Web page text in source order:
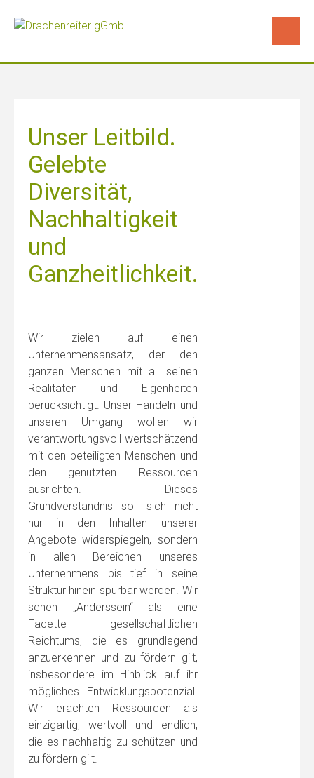
Unser Leitbild.
Gelebte
Diversität,
Nachhaltigkeit
und
Ganzheitlichkeit.
Wir zielen auf einen
Unternehmensansatz, der den
ganzen Menschen mit all seinen
Realitäten und Eigenheiten
berücksichtigt. Unser Handeln und
unseren Umgang wollen wir
verantwortungsvoll wertschätzend
mit den beteiligten Menschen und
den genutzten Ressourcen
ausrichten. Dieses
Grundverständnis soll sich nicht
nur in den Inhalten unserer
Angebote widerspiegeln, sondern
in allen Bereichen unseres
Unternehmens bis tief in seine
Struktur hinein spürbar werden. Wir
sehen „Anderssein“ als eine
Facette gesellschaftlichen
Reichtums, die es grundlegend
anzuerkennen und zu fördern gilt,
insbesondere im Hinblick auf ihr
mögliches Entwicklungspotenzial.
Wir erachten Ressourcen als
einzigartig, wertvoll und endlich,
die es nachhaltig zu schützen und
zu fördern gilt.